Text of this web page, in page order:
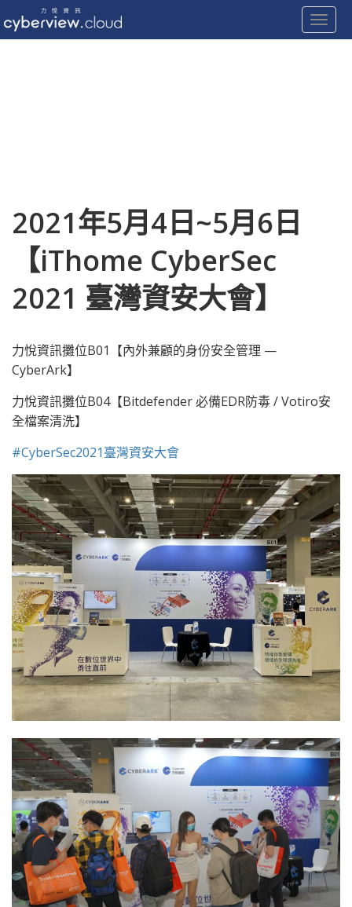
2021年5月4日~5月6日
【iThome CyberSec
2021 臺灣資安大會】
力悅資訊攤位B01【內外兼顧的身份安全管理 —
CyberArk】
力悅資訊攤位B04【Bitdefender 必備EDR防毒 / Votiro安
全檔案清洗】
#CyberSec2021臺灣資安大會